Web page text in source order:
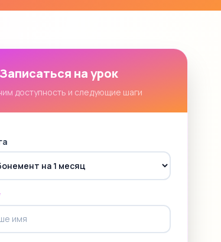
Записаться на урок
доступность и следующие шаги